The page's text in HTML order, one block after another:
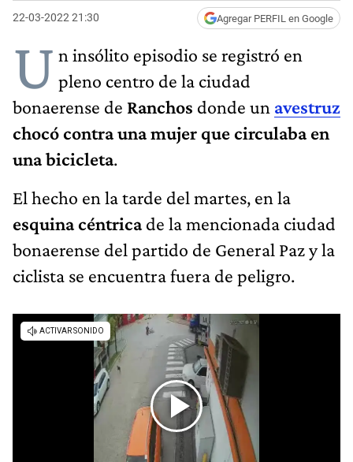
22-03-2022 21:30 Agregar PERFIL en Google
U n insólito episodio se registró en
pleno centro de la ciudad
bonaerense de Ranchos donde un avestruz
chocó contra una mujer que circulaba en
una bicicleta.
El hecho en la tarde del martes, en la
esquina céntricade la mencionada ciudad
bonaerense del partido de General Paz y la
ciclista se encuentra fuera de peligro.